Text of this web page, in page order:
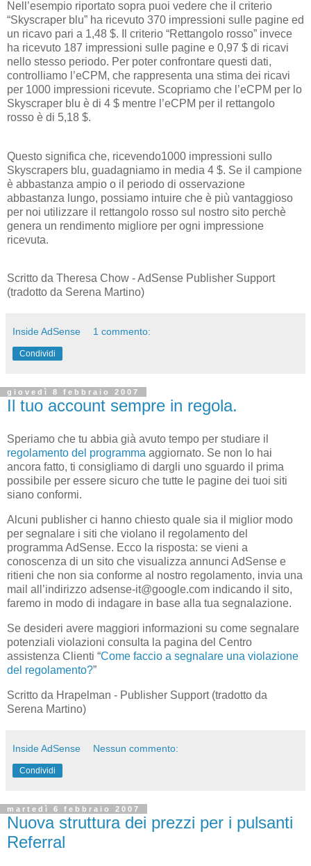
Nell’esempio riportato sopra puoi vedere che il criterio
“Skyscraper blu” ha ricevuto 370 impressioni sulle pagine ed
un ricavo pari a 1,48 $. Il criterio “Rettangolo rosso” invece
ha ricevuto 187 impressioni sulle pagine e 0,97 $ di ricavi
nello stesso periodo. Per poter confrontare questi dati,
controlliamo l’eCPM, che rappresenta una stima dei ricavi
per 1000 impressioni ricevute. Scopriamo che l’eCPM per lo
Skyscraper blu è di 4 $ mentre l’eCPM per il rettangolo
rosso è di 5,18 $.
Questo significa che, ricevendo1000 impressioni sullo
Skyscrapers blu, guadagniamo in media 4 $. Se il campione
è abbastanza ampio o il periodo di osservazione
abbastanza lungo, possiamo intuire che è più vantaggioso
per noi utilizzare il rettangolo rosso sul nostro sito perchè
genera un rendimento migliore per ogni impressione
ricevuta.
Scritto da Theresa Chow - AdSense Publisher Support
(tradotto da Serena Martino)
Inside AdSense 1 commento:
Condividi
giovedì 8 febbraio 2007
Il tuo account sempre in regola.
Speriamo che tu abbia già avuto tempo per studiare il
regolamento del programma aggiornato. Se non lo hai
ancora fatto, ti consigliamo di dargli uno sguardo il prima
possibile per essere sicuro che tutte le pagine dei tuoi siti
siano conformi.
Alcuni publisher ci hanno chiesto quale sia il miglior modo
per segnalare i siti che violano il regolamento del
programma AdSense. Ecco la risposta: se vieni a
conoscenza di un sito che visualizza annunci AdSense e
ritieni che non sia conforme al nostro regolamento, invia una
mail all’indirizzo adsense-it@google.com indicando il sito,
faremo in modo di indagare in base alla tua segnalazione.
Se desideri avere maggiori informazioni su come segnalare
potenziali violazioni consulta la pagina del Centro
assistenza Clienti “Come faccio a segnalare una violazione
del regolamento?”
Scritto da Hrapelman - Publisher Support (tradotto da
Serena Martino)
Inside AdSense Nessun commento:
Condividi
martedì 6 febbraio 2007
Nuova struttura dei prezzi per i pulsanti
Referral